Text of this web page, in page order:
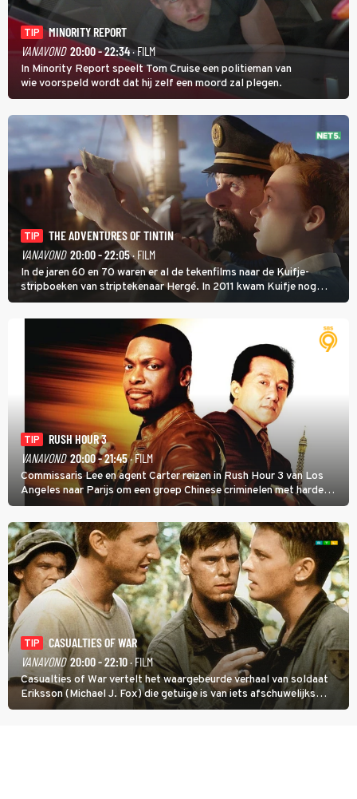
TIP
MINORITY REPORT
VANAVOND 20:00 - 22:34· FILM
In Minority Report speelt Tom Cruise een politieman van
wie voorspeld wordt dat hij zelf een moord zal plegen.
TIP
THE ADVENTURES OF TINTIN
VANAVOND 20:00 - 22:05· FILM
In de jaren 60 en 70 waren er al de tekenfilms naar de Kuifje-
stripboeken van striptekenaar Hergé. In 2011 kwam Kuifje nog
meer tot leven in The Adventures of Tintin van Steven Spielberg.
TIP
RUSH HOUR 3
VANAVOND 20:00 - 21:45· FILM
Commissaris Lee en agent Carter reizen in Rush Hour 3 van Los
Angeles naar Parijs om een groep Chinese criminelen met harde
hand aan te pakken.
TIP
CASUALTIES OF WAR
VANAVOND 20:00 - 22:10· FILM
Casualties of War vertelt het waargebeurde verhaal van soldaat
Eriksson (Michael J. Fox) die getuige is van iets afschuwelijks
tijdens de Vietnamoorlog. Hij besluit uit de school te klappen.